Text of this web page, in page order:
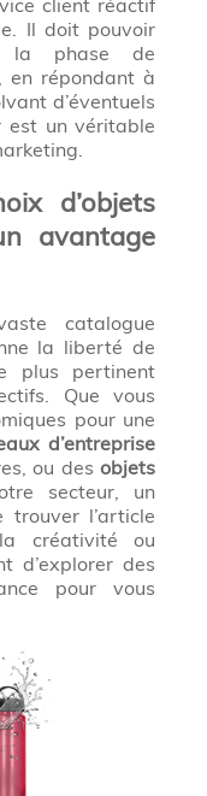
Il doit pouvoir
la phase de
en répondant à
d’éventuels
est un véritable
d’objets
avantage
catalogue
la liberté de
plus pertinent
Que vous
pour une
d’entreprise
ou desobjets
secteur, un
l’article
créativité ou
d’explorer des
pour vous